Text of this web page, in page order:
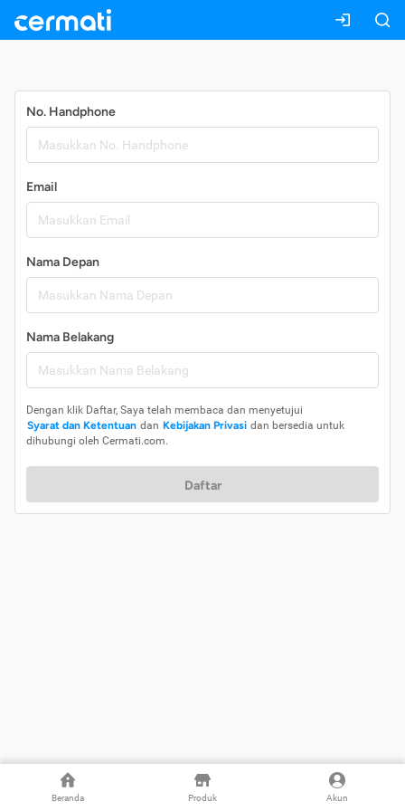
Beranda Produk Akun
No. Handphone
Email
Nama Depan
Nama Belakang
Dengan klik Daftar, Saya telah membaca dan menyetujui
Syarat dan Ketentuan dan Kebijakan Privasi dan bersedia untuk
dihubungi oleh Cermati.com.
Daftar